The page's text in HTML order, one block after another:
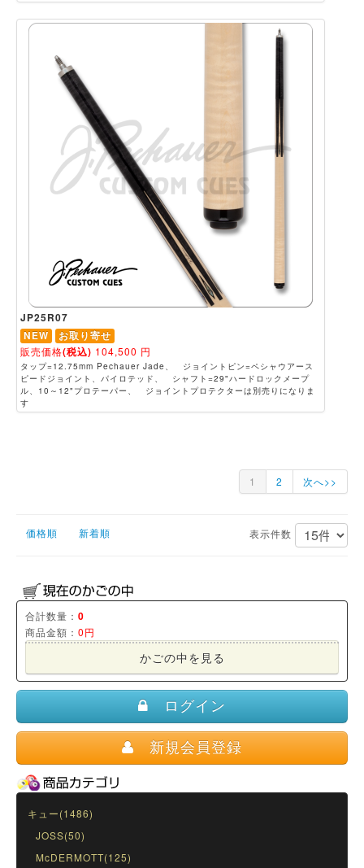
JP25R07
NEW
お取り寄せ
販売価格(税込) 104,500 円
タップ=12.75mm Pechauer Jade、 ジョイントピン=ペシャウアース
ピードジョイント、パイロテッド、 シャフト=29"ハードロックメープ
ル、10～12"プロテーパー、 ジョイントプロテクターは別売りになりま
す
1 2 次へ>>
価格順 新着順 表示件数
合計数量： 0
商品金額： 0円
かごの中を見る
ログイン
新規会員登録
キュー(1486)
JOSS(50)
McDERMOTT(125)